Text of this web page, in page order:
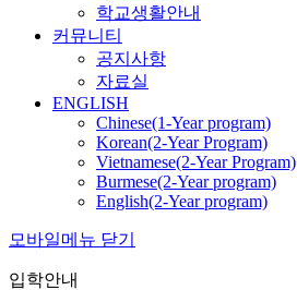
학교생활안내
커뮤니티
공지사항
자료실
ENGLISH
Chinese(1-Year program)
Korean(2-Year Program)
Vietnamese(2-Year Program)
Burmese(2-Year program)
English(2-Year program)
모바일메뉴 닫기
입학안내